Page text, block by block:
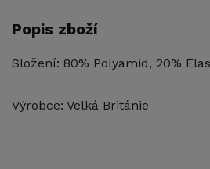
Popis zboží
Složení: 80% Polyamid, 20%
Výrobce: Velká Británie